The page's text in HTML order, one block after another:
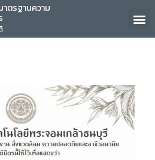
ตรฐานความ